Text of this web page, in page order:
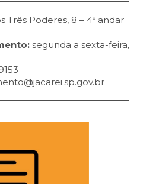
Três Poderes, 8 – 4º andar
segunda a sexta-feira,